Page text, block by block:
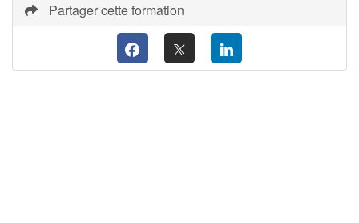
Partager cette formation